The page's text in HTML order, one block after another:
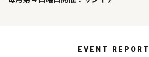
EVENT REPORT